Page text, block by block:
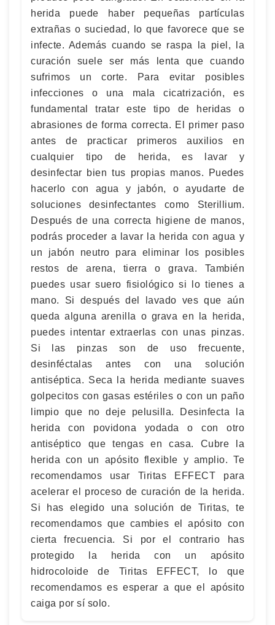
herida puede haber pequeñas partículas
extrañas o suciedad, lo que favorece que se
infecte. Además cuando se raspa la piel, la
curación suele ser más lenta que cuando
sufrimos un corte. Para evitar posibles
infecciones o una mala cicatrización, es
fundamental tratar este tipo de heridas o
abrasiones de forma correcta. El primer paso
antes de practicar primeros auxilios en
cualquier tipo de herida, es lavar y
desinfectar bien tus propias manos. Puedes
hacerlo con agua y jabón, o ayudarte de
soluciones desinfectantes como Sterillium.
Después de una correcta higiene de manos,
podrás proceder a lavar la herida con agua y
un jabón neutro para eliminar los posibles
restos de arena, tierra o grava. También
puedes usar suero fisiológico si lo tienes a
mano. Si después del lavado ves que aún
queda alguna arenilla o grava en la herida,
puedes intentar extraerlas con unas pinzas.
Si las pinzas son de uso frecuente,
desinféctalas antes con una solución
antiséptica. Seca la herida mediante suaves
golpecitos con gasas estériles o con un paño
limpio que no deje pelusilla. Desinfecta la
herida con povidona yodada o con otro
antiséptico que tengas en casa. Cubre la
herida con un apósito flexible y amplio. Te
recomendamos usar Tiritas EFFECT para
acelerar el proceso de curación de la herida.
Si has elegido una solución de Tiritas, te
recomendamos que cambies el apósito con
cierta frecuencia. Si por el contrario has
protegido la herida con un apósito
hidrocoloide de Tiritas EFFECT, lo que
recomendamos es esperar a que el apósito
caiga por sí solo.